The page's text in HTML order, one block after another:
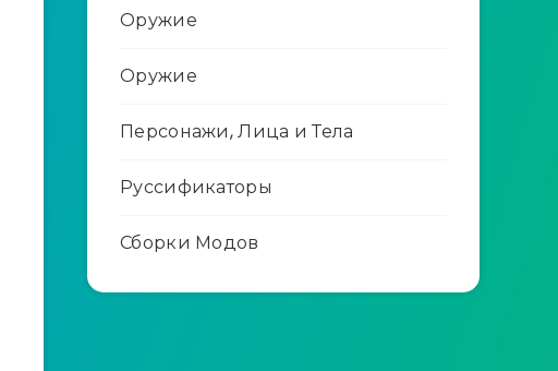
Оружие
Оружие
Персонажи, Лица и Тела
Руссификаторы
Сборки Модов